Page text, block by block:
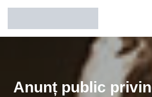
Anunț public